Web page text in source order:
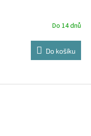
Do 14 dnů
Do košíku